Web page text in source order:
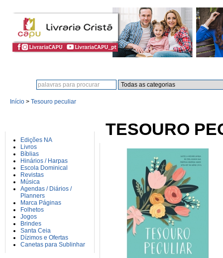
Início > Tesouro peculiar
Edições NA
Livros
Bíblias
Hinários / Harpas
Escola Dominical
Revistas
Música
Agendas / Diários /
Planners
Marca Páginas
Folhetos
Jogos
Brindes
Santa Ceia
Dízimos e Ofertas
Canetas para Sublinhar
TESOURO